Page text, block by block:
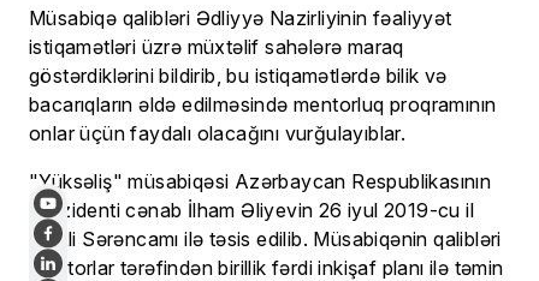
Müsabiqə qalibləri Ədliyyə Nazirliyinin fəaliyyət
istiqamətləri üzrə müxtəlif sahələrə maraq
göstərdiklərini bildirib, bu istiqamətlərdə bilik və
bacarıqların əldə edilməsində mentorluq proqramının
onlar üçün faydalı olacağını vurğulayıblar.
"Yüksəliş" müsabiqəsi Azərbaycan Respublikasının
Prezidenti cənab İlham Əliyevin 26 iyul 2019-cu il
tarixli Sərəncamı ilə təsis edilib. Müsabiqənin qalibləri
mentorlar tərəfindən birillik fərdi inkişaf planı ilə təmin